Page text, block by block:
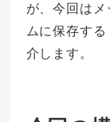
が、今回はメ
ムに保存す
介します。